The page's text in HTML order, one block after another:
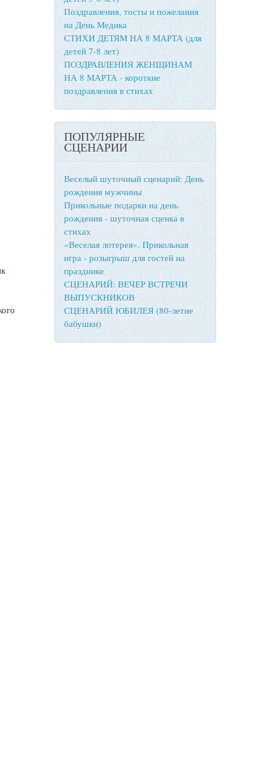
Поздравления, тосты и пожелания
на День Медика
СТИХИ ДЕТЯМ НА 8 МАРТА (для
детей 7-8 лет)
ПОЗДРАВЛЕНИЯ ЖЕНЩИНАМ
НА 8 МАРТА - короткие
поздравления в стихах
ПОПУЛЯРНЫЕ
СЦЕНАРИИ
Веселый шуточный сценарий: День
рождения мужчины
Прикольные подарки на день
рождения - шуточная сценка в
стихах
«Веселая лотерея». Прикольная
игра - розыгрыш для гостей на
празднике
СЦЕНАРИЙ: ВЕЧЕР ВСТРЕЧИ
ВЫПУСКНИКОВ
СЦЕНАРИЙ ЮБИЛЕЯ (80-летие
бабушки)